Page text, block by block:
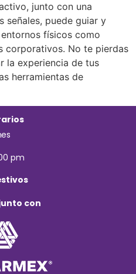
junto con una
señales, puede guiar y
físicos como
corporativos. No te pierdas
la experiencia de tus
herramientas de
pm
con